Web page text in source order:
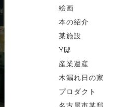
絵画
本の紹介
某施設
Y邸
産業遺産
木漏れ日の家
プロダクト
名古屋市某邸